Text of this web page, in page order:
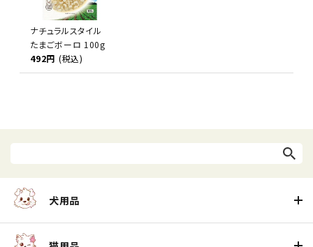
ナチュラルスタイル
たまごボーロ 100g
492円 (税込)
犬用品